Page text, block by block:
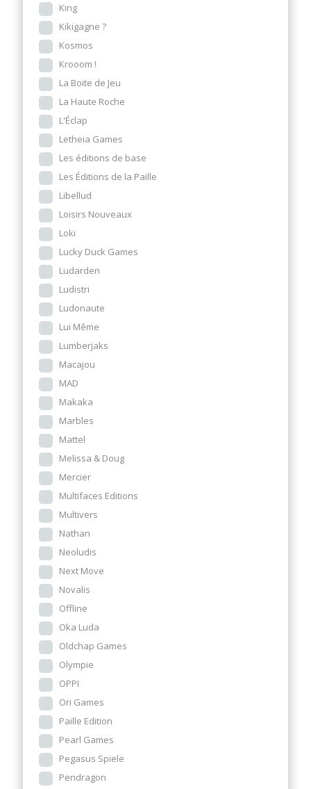
King
Kikigagne ?
Kosmos
Krooom !
La Boite de Jeu
La Haute Roche
L'Éclap
Letheia Games
Les éditions de base
Les Éditions de la Paille
Libellud
Loisirs Nouveaux
Loki
Lucky Duck Games
Ludarden
Ludistri
Ludonaute
Lui Même
Lumberjaks
Macajou
MAD
Makaka
Marbles
Mattel
Melissa & Doug
Mercier
Multifaces Editions
Multivers
Nathan
Neoludis
Next Move
Novalis
Offline
Oka Luda
Oldchap Games
Olympie
OPPI
Ori Games
Paille Edition
Pearl Games
Pegasus Spiele
Pendragon